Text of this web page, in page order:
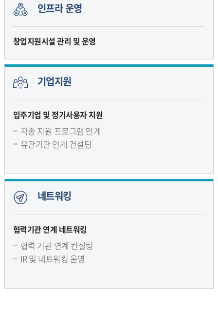
인프라 운영
창업지원시설 관리 및 운영
기업지원
입주기업 및 정기사용자 지원
각종 지원 프로그램 연계
유관기관 연계 컨설팅
네트워킹
협력기관 연계 네트워킹
협력 기관 연계 컨설팅
IR 및 네트워킹 운영